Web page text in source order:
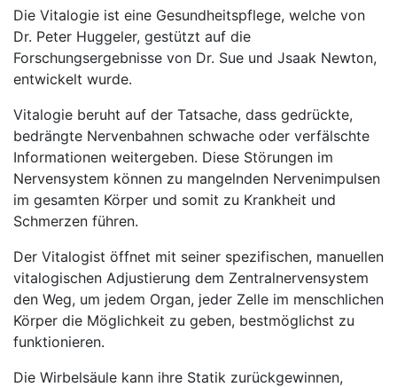
News
Ratgeber
Rubriken
Die Vitalogie ist eine Gesundheitspflege, welche von
Dr. Peter Huggeler, gestützt auf die
Forschungsergebnisse von Dr. Sue und Jsaak Newton,
entwickelt wurde.
Vitalogie beruht auf der Tatsache, dass gedrückte,
bedrängte Nervenbahnen schwache oder verfälschte
Informationen weitergeben. Diese Störungen im
Nervensystem können zu mangelnden Nervenimpulsen
im gesamten Körper und somit zu Krankheit und
Schmerzen führen.
Der Vitalogist öffnet mit seiner spezifischen, manuellen
vitalogischen Adjustierung dem Zentralnervensystem
den Weg, um jedem Organ, jeder Zelle im menschlichen
Körper die Möglichkeit zu geben, bestmöglichst zu
funktionieren.
Die Wirbelsäule kann ihre Statik zurückgewinnen,